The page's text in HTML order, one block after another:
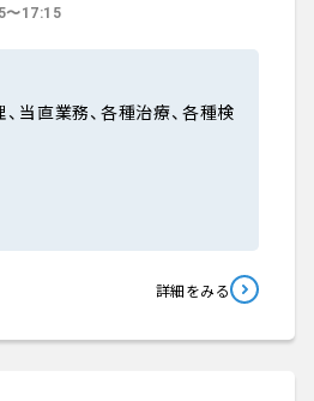
〜17:15
当直業務、各種治療、各種検
詳細をみる